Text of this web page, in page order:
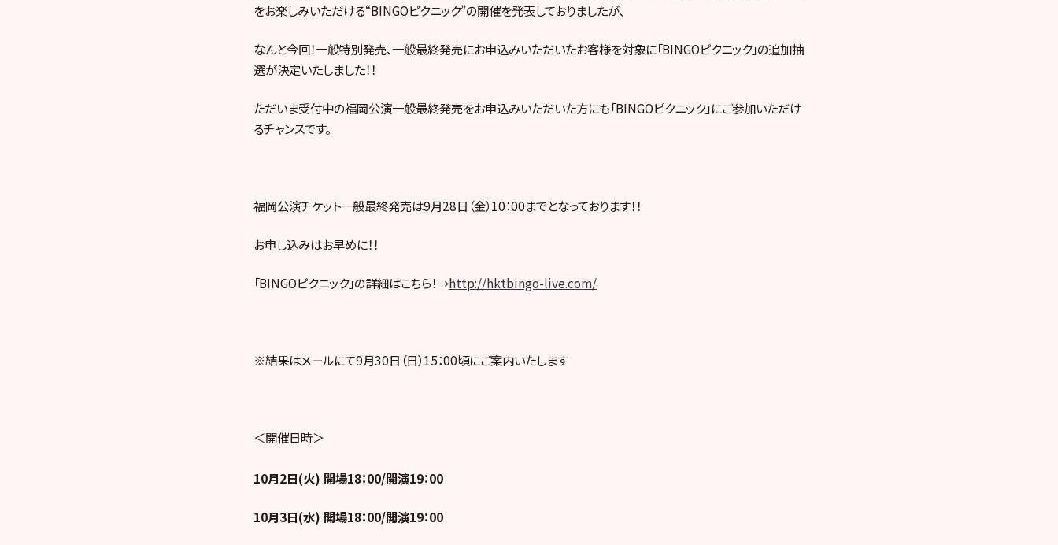
をお楽しみいただける“BINGOピクニック”の開催を発表しておりましたが、
なんと今回！一般特別発売、一般最終発売にお申込みいただいたお客様を対象に「BINGOピクニック」の追加抽
選が決定いたしました！！
ただいま受付中の福岡公演一般最終発売をお申込みいただいた方にも「BINGOピクニック」にご参加いただけ
るチャンスです。
福岡公演チケット一般最終発売は9月28日（金）10：00までとなっております！！
お申し込みはお早めに！！
「BINGOピクニック」の詳細はこちら！→http://hktbingo-live.com/
※結果はメールにて9月30日（日）15：00頃にご案内いたします
＜開催日時＞
10月2日(火) 開場18：00/開演19：00
10月3日(水) 開場18：00/開演19：00